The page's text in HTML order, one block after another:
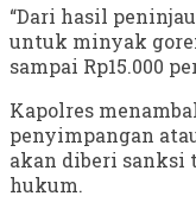
“Dari hasil
untuk minyak
sampai Rp15.000
Kapolres
penyimpangan
akan diberi sanksi
hukum.